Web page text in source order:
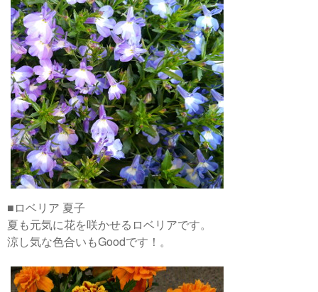
■ロベリア 夏子
夏も元気に花を咲かせるロベリアです。
涼し気な色合いもGoodです！。